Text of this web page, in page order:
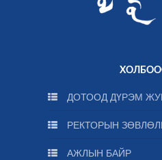
ДОТООД ДҮРЭМ
РЕКТОРЫН
АЖЛЫН БАЙР